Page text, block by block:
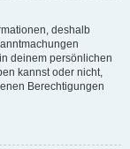
deshalb
deinem persönlichen
kannst oder nicht,
Berechtigungen